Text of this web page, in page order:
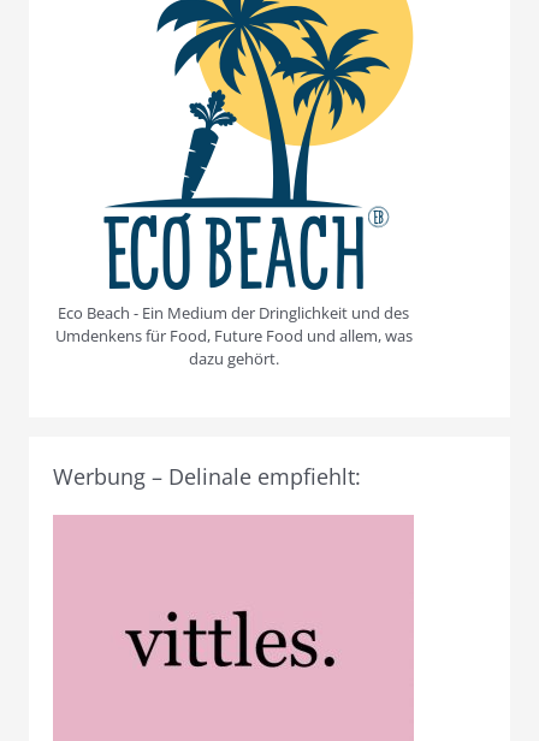
Eco Beach - Ein Medium der Dringlichkeit und des
Umdenkens für Food, Future Food und allem, was
dazu gehört.
Werbung – Delinale empfiehlt: